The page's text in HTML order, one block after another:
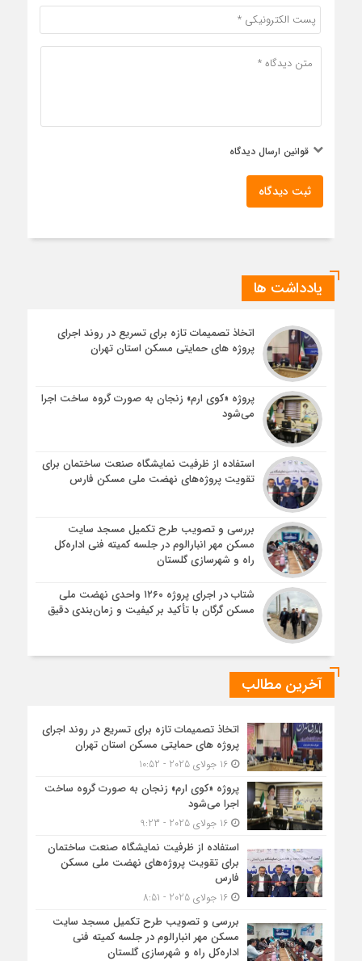
قوانین ارسال دیدگاه
ثبت دیدگاه
یادداشت ها
اتخاذ تصمیمات تازه برای تسریع در روند اجرای
پروژه های حمایتی مسکن استان تهران
پروژه «کوی ارم» زنجان به صورت گروه ساخت اجرا
می‌شود
استفاده از ظرفیت نمایشگاه صنعت ساختمان برای
تقویت پروژه‌های نهضت ملی مسکن فارس
بررسی و تصویب طرح تکمیل مسجد سایت
مسکن مهر انبارالوم در جلسه کمیته فنی اداره‌کل
راه و شهرسازی گلستان
شتاب در اجرای پروژه ۱۲۶۰ واحدی نهضت ملی
مسکن گرگان با تأکید بر کیفیت و زمان‌بندی دقیق
آخرین مطالب
اتخاذ تصمیمات تازه برای تسریع در روند اجرای
پروژه های حمایتی مسکن استان تهران
16 جولای 2025 - 10:52
پروژه «کوی ارم» زنجان به صورت گروه ساخت
اجرا می‌شود
16 جولای 2025 - 9:23
استفاده از ظرفیت نمایشگاه صنعت ساختمان
برای تقویت پروژه‌های نهضت ملی مسکن
فارس
16 جولای 2025 - 8:51
بررسی و تصویب طرح تکمیل مسجد سایت
مسکن مهر انبارالوم در جلسه کمیته فنی
اداره‌کل راه و شهرسازی گلستان